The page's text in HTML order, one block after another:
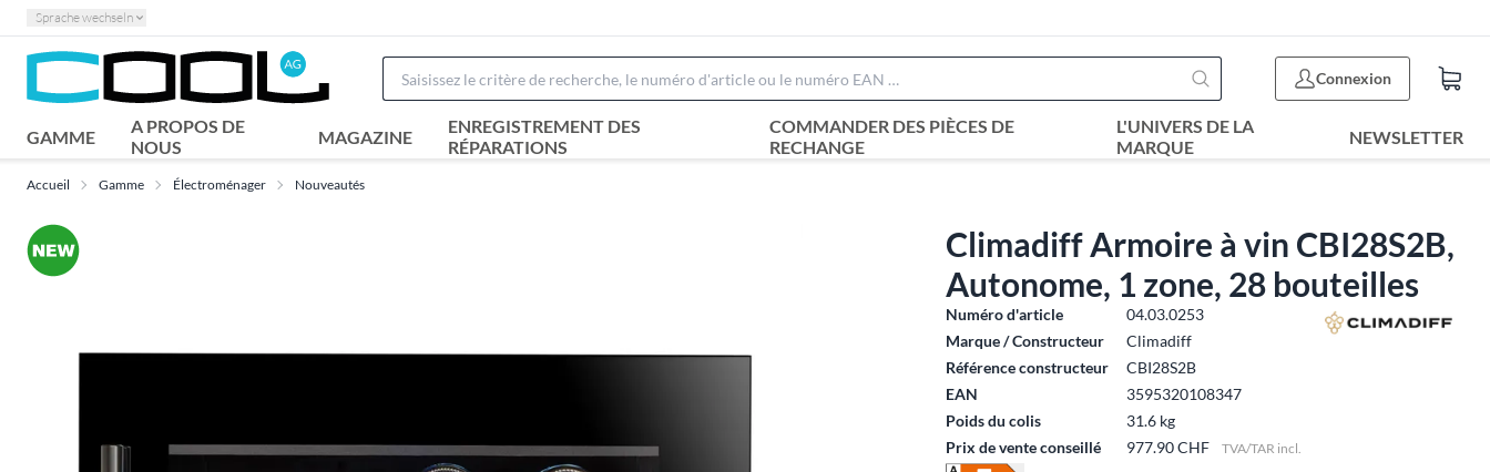
Sprache wechseln
Connexion
GAMME
A PROPOS DE
NOUS
MAGAZINE
ENREGISTREMENT DES
RÉPARATIONS
COMMANDER DES PIÈCES DE
RECHANGE
L'UNIVERS DE LA
MARQUE
NEWSLETTER
Accueil Gamme Électroménager Nouveautés
Climadiff Armoire à vin CBI28S2B,
Autonome, 1 zone, 28 bouteilles
Numéro d'article
04.03.0253
Marque / Constructeur
Climadiff
Référence constructeur
CBI28S2B
EAN
3595320108347
Poids du colis
31.6 kg
Prix de vente conseillé
977.90 CHF TVA/TAR incl.